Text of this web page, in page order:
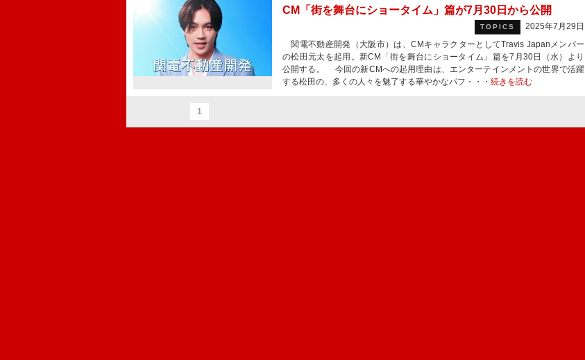
CM「街を舞台にショータイム」篇が7月30日から公開
TOPICS
2025年7月29日
関電不動産開発（大阪市）は、CMキャラクターとしてTravis Japanメンバー
の松田元太を起用。新CM「街を舞台にショータイム」篇を7月30日（水）より
公開する。 今回の新CMへの起用理由は、エンターテインメントの世界で活躍
する松田の、多くの人々を魅了する華やかなパフ・・・ 続きを読む
1